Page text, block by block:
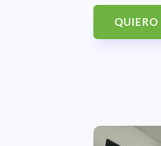
QUIERO